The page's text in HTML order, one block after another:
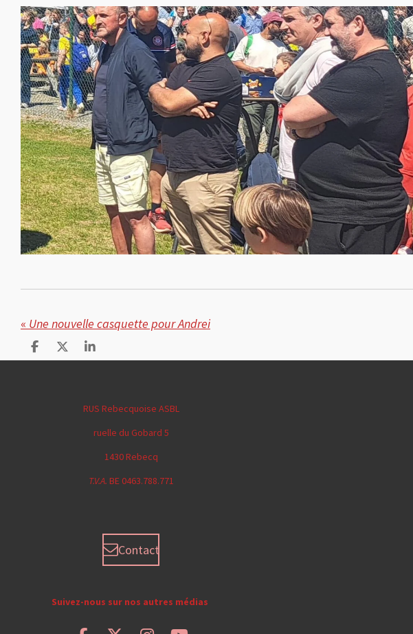
« Une nouvelle casquette pour Andrei
P
a
P
a
P
a
g
RUS Rebecquoise ASBL
ruelle du Gobard 5
1430 Rebecq
T.V.A. BE 0463.788.771
Contact
Suivez-nous sur nos autres médias